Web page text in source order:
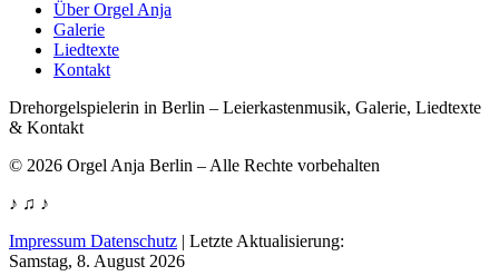
Über Orgel Anja
Galerie
Liedtexte
Kontakt
Drehorgelspielerin in Berlin – Leierkastenmusik, Galerie, Liedtexte
& Kontakt
© 2026 Orgel Anja Berlin – Alle Rechte vorbehalten
♪ ♫ ♪
Impressum Datenschutz | Letzte Aktualisierung:
Samstag, 8. August 2026